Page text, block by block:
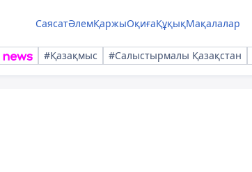
СаясатӘлемҚаржыОқиғаҚұқықМақалалар
#Қазақмыс #Салыстырмалы Қазақстан